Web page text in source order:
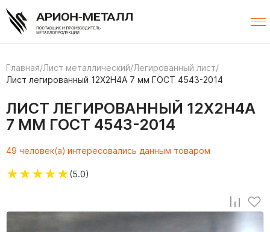
Главная/Лист металлический/Легированный лист/
Лист легированный 12Х2Н4А 7 мм ГОСТ 4543-2014
ЛИСТ ЛЕГИРОВАННЫЙ 12Х2Н4А
7 ММ ГОСТ 4543-2014
49 человек(а) интересовались данным товаром
★★★★★(5.0)